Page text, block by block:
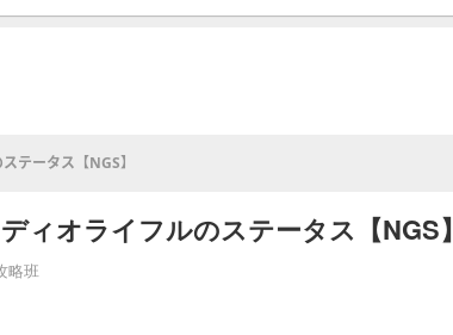
テータス【NGS】
ィオライフルのステータス【NGS】
略班